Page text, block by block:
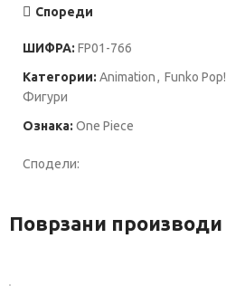
Спореди
ШИФРА: FP01-766
Категории: Animation, Funko Pop!
Фигури
Ознака: One Piece
Сподели:
Поврзани производи